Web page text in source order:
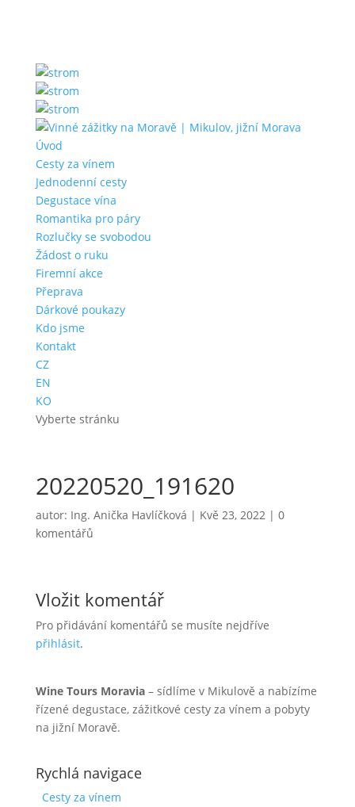
Úvod
Cesty za vínem
Jednodenní cesty
Degustace vína
Romantika pro páry
Rozlučky se svobodou
Žádost o ruku
Firemní akce
Přeprava
Dárkové poukazy
Kdo jsme
Kontakt
CZ
EN
KO
Vyberte stránku
20220520_191620
autor: Ing. Anička Havlíčková | Kvě 23, 2022| 0
komentářů
Vložit komentář
Pro přidávání komentářů se musíte nejdříve
přihlásit.
Wine Tours Moravia– sídlíme v Mikulově a nabízíme
řízené degustace, zážitkové cesty za vínem a pobyty
na jižní Moravě.
Rychlá navigace
Cesty za vínem